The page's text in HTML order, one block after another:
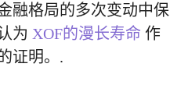
融格局的多次变动中保
为 XOF的漫长寿命 作
证明。.